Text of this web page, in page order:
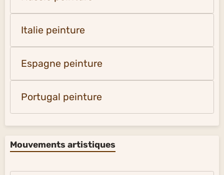
Italie peinture
Espagne peinture
Portugal peinture
Mouvements artistiques